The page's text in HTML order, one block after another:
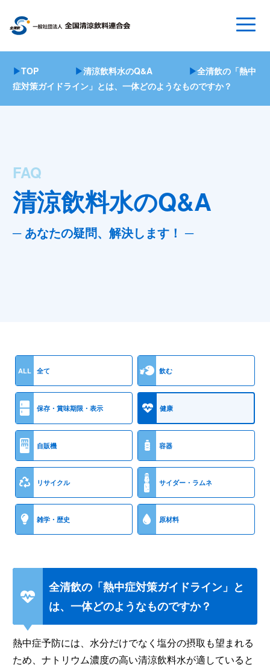
▶TOP ▶清涼飲料水のQ&A ▶全清飲の「熱中
症対策ガイドライン」とは、一体どのようなものですか？
FAQ
清涼飲料水のQ&A
─ あなたの疑問、解決します！ ─
ALL 全て 飲む
保存・賞味期限・表示 健康
自販機 容器
リサイクル サイダー・ラムネ
雑学・歴史 原材料
全清飲の「熱中症対策ガイドライン」と
は、一体どのようなものですか？
熱中症予防には、水分だけでなく塩分の摂取も望まれる
ため、ナトリウム濃度の高い清涼飲料水が適していると